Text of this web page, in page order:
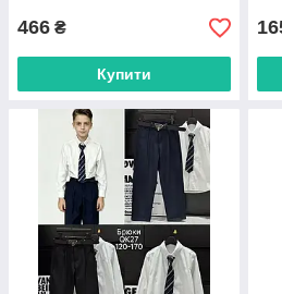
466 ₴
Купити